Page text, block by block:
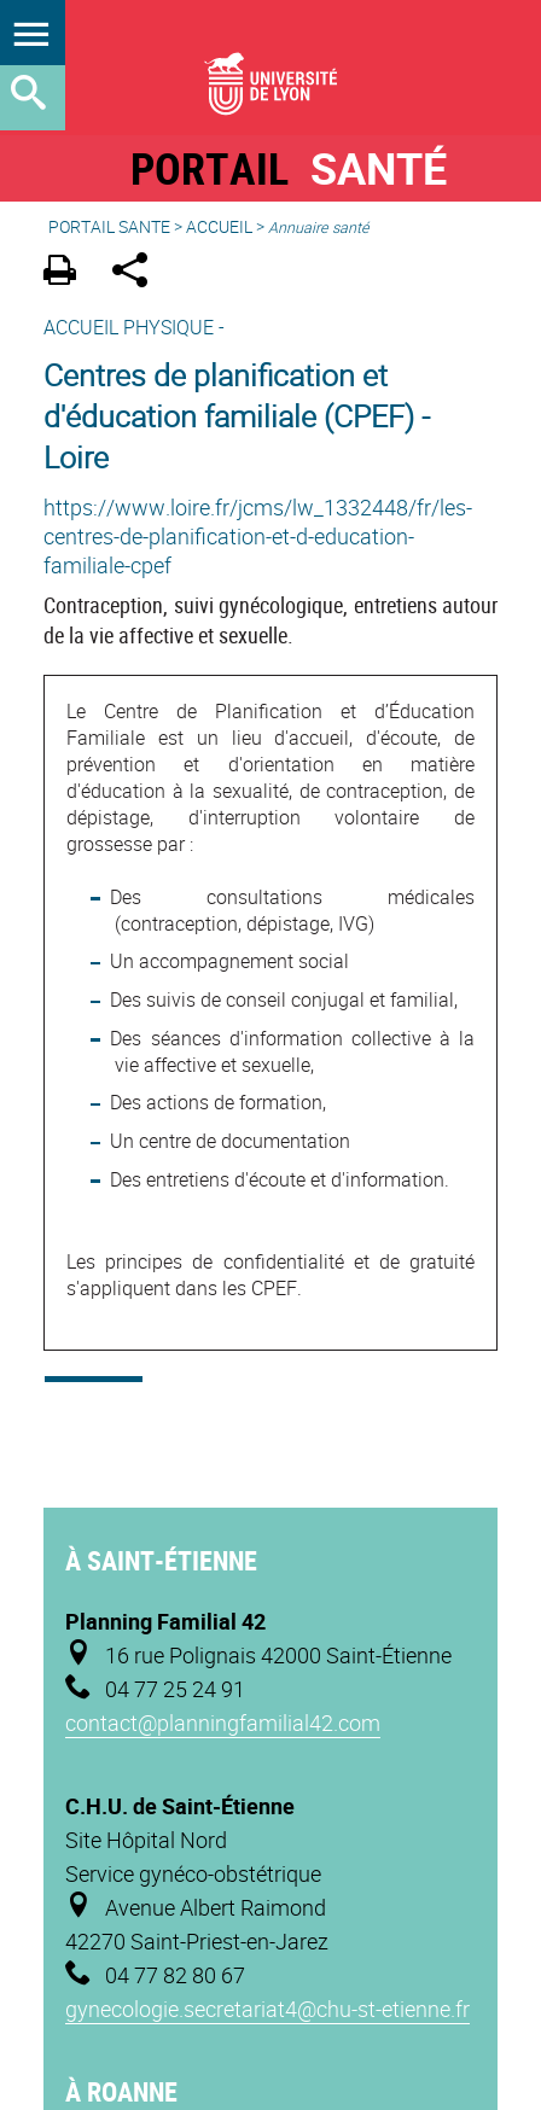
PORTAIL SANTÉ
PORTAIL SANTE>ACCUEIL>Annuaire santé
ACCUEIL PHYSIQUE -
Centres de planification et
d'éducation familiale (CPEF) -
Loire
https://www.loire.fr/jcms/lw_1332448/fr/les-
centres-de-planification-et-d-education-
familiale-cpef
Contraception, suivi gynécologique, entretiens autour
de la vie affective et sexuelle.
Le Centre de Planification et d’Éducation
Familiale est un lieu d'accueil, d'écoute, de
prévention et d'orientation en matière
d'éducation à la sexualité, de contraception, de
dépistage, d'interruption volontaire de
grossesse par :
Des consultations médicales
(contraception, dépistage, IVG)
Un accompagnement social
Des suivis de conseil conjugal et familial,
Des séances d'information collective à la
vie affective et sexuelle,
Des actions de formation,
Un centre de documentation
Des entretiens d'écoute et d'information.
Les principes de confidentialité et de gratuité
s'appliquent dans les CPEF.
À SAINT-ÉTIENNE
Planning Familial 42
16 rue Polignais 42000 Saint-Étienne
04 77 25 24 91
contact@planningfamilial42.com
C.H.U. de Saint-Étienne
Site Hôpital Nord
Service gynéco-obstétrique
Avenue Albert Raimond
42270 Saint-Priest-en-Jarez
04 77 82 80 67
gynecologie.secretariat4@chu-st-etienne.fr
À ROANNE